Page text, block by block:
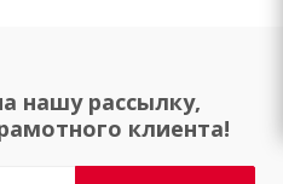
нашу рассылку,
клиента!